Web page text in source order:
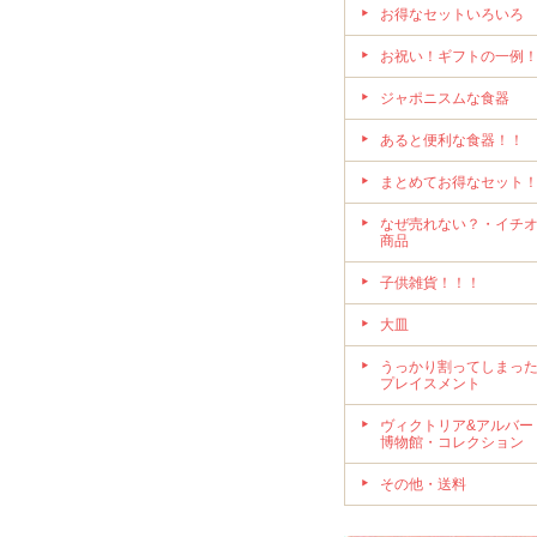
お得なセットいろいろ
お祝い！ギフトの一例！
ジャポニスムな食器
あると便利な食器！！
まとめてお得なセット！
なぜ売れない？・イチ
商品
子供雑貨！！！
大皿
うっかり割ってしまっ
プレイスメント
ヴィクトリア&アルバー
博物館・コレクション
その他・送料